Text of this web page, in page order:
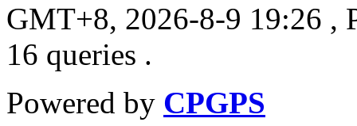
GMT+8, 2026-8-9 19:26 ,
16 queries .
Powered by CPGPS